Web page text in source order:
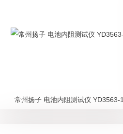
常州扬子 电池内阻测试仪 YD3563-1